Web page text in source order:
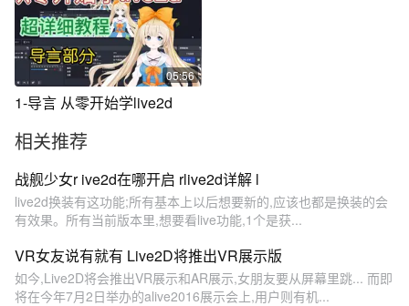
05:56
1-导言 从零开始学live2d
相关推荐
战舰少女r ive2d在哪开启 rlive2d详解 l
live2d换装有这功能;所有基本上以后想要新的,应该也都是换装的会
有效果。所有当前版本里,想要看live功能,1个是获...
VR女友说有就有 Live2D将推出VR展示版
如今,Live2D将会推出VR展示和AR展示,女朋友要从屏幕里跳... 而即
将在今年7月2日举办的alive2016展示会上,用户则有机...